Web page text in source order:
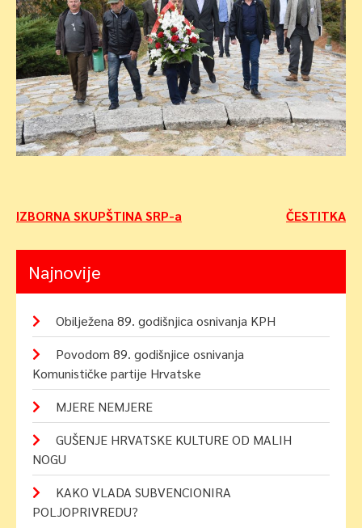
Navigacija
objava
IZBORNA SKUPŠTINA SRP-a ČESTITKA
Najnovije
Obilježena 89. godišnjica osnivanja KPH
Povodom 89. godišnjice osnivanja
Komunističke partije Hrvatske
MJERE NEMJERE
GUŠENJE HRVATSKE KULTURE OD MALIH
NOGU
KAKO VLADA SUBVENCIONIRA
POLJOPRIVREDU?